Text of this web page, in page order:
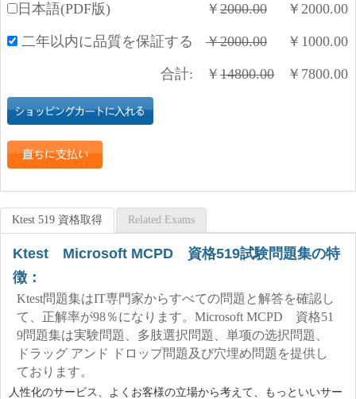
日本語(PDF版) ￥ 2000.00 ￥ 2000.00
二年以内に品質を保証する ￥2000.00 ￥ 1000.00
合計: ￥ 14800.00 ￥ 7800.00
Ktest 519 資格取得 Related Exams
Ktest Microsoft MCPD 資格519試験問題集の特
徴：
Ktest問題集はIT専門家からすべての問題と解答を確認し
て、正解率が98％になります。Microsoft MCPD 資格51
9問題集は実験問題、多肢選択問題、単项の选択問題、
ドラッグ アンド ドロップ問題及び穴埋め問題を提供し
ております。
人性化のサービス、よくお客様の立場から考えて、もっといいサー